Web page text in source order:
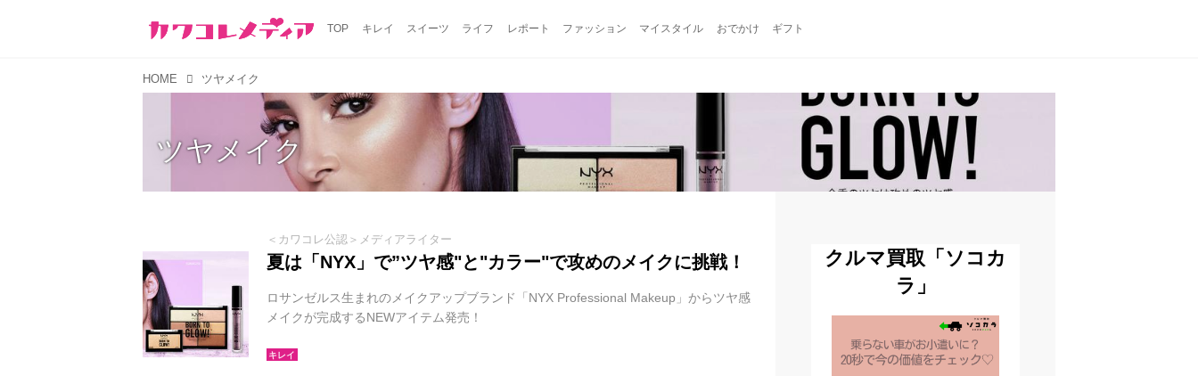
TOP キレイ スイーツ ライフ レポート ファッション マイスタイル おでかけ ギフト
HOME ツヤメイク
ツヤメイク
＜カワコレ公認＞メディアライター
夏は「NYX」で”ツヤ感"と"カラー"で攻めのメイクに挑戦！
ロサンゼルス生まれのメイクアップブランド「NYX Professional Makeup」からツヤ感
メイクが完成するNEWアイテム発売！
クルマ買取「ソコカ
ラ」